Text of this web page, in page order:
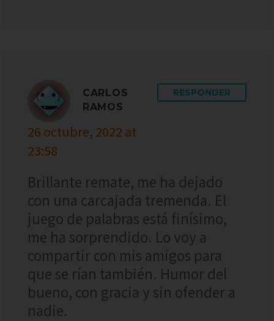
CARLOS
RAMOS
26 octubre, 2022 at
23:58
RESPONDER
Brillante remate, me ha dejado
con una carcajada tremenda. El
juego de palabras está finísimo,
me ha sorprendido. Lo voy a
compartir con mis amigos para
que se rían también. Humor del
bueno, con gracia y sin ofender a
nadie.